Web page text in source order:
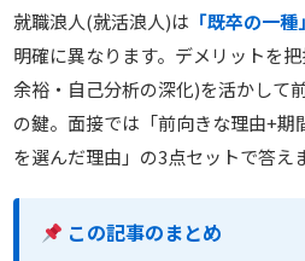
就職浪人(就活浪人)は 「既卒の一種」
明確に異なります。デメリットを
余裕・自己分析の深化)を活かして
の鍵。面接では「前向きな理由+
を選んだ理由」の3点セットで答え
この記事のまとめ